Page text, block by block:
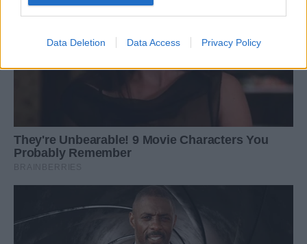
Data Deletion Data Access Privacy Policy